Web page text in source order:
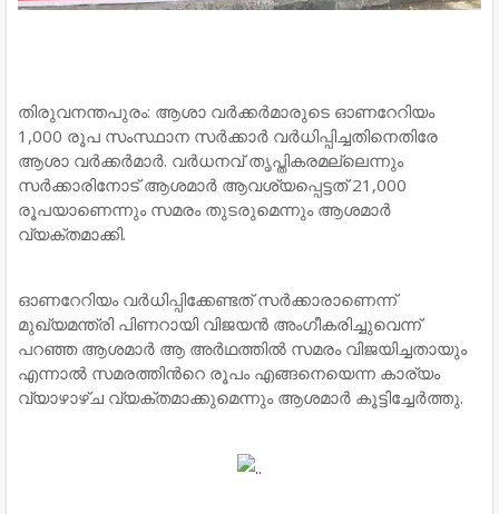
തിരുവനന്തപുരം: ആശാ വർക്കർമാരുടെ ഓണറേറിയം
1,000 രൂപ സംസ്ഥാന സർക്കാർ വർധിപ്പിച്ചതിനെതിരേ
ആശാ വർക്കർമാർ. വർധനവ് തൃപ്തികരമല്ലെന്നും
സർക്കാരിനോട് ആശമാർ ആവശ‍്യപ്പെട്ടത് 21,000
രൂപയാണെന്നും സമരം തുടരുമെന്നും ആശമാർ
വ‍്യക്തമാക്കി.
ഓണറേറിയം വർധിപ്പിക്കേണ്ടത് സർക്കാരാണെന്ന്
മുഖ‍്യമന്ത്രി പിണറായി വിജയൻ അംഗീകരിച്ചുവെന്ന്
പറഞ്ഞ ആശമാർ ആ അർഥത്തില്‍ സമരം വിജയിച്ചതായും
എന്നാല്‍ സമരത്തിന്‍റെ രൂപം എങ്ങനെയെന്ന കാര‍്യം
വ‍്യാഴാഴ്ച വ‍്യക്തമാക്കുമെന്നും ആശമാർ കൂട്ടിച്ചേർത്തു.